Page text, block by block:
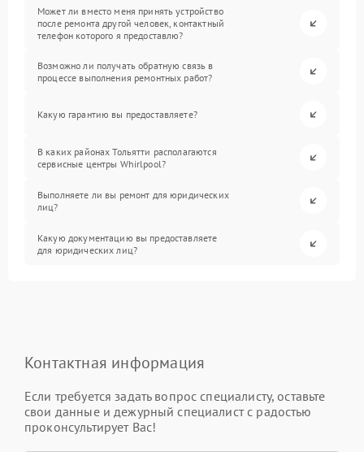
Может ли вместо меня принять устройство
после ремонта другой человек, контактный
телефон которого я предоставлю?
Возможно ли получать обратную связь в
процессе выполнения ремонтных работ?
Какую гарантию вы предоставляете?
В каких районах Тольятти располагаются
сервисные центры Whirlpool?
Выполняете ли вы ремонт для юридических
лиц?
Какую документацию вы предоставляете
для юридических лиц?
Контактная информация
Если требуется задать вопрос специалисту, оставьте
свои данные и дежурный специалист с радостью
проконсультирует Вас!